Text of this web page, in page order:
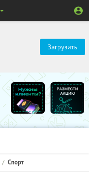
Загрузить
Спорт